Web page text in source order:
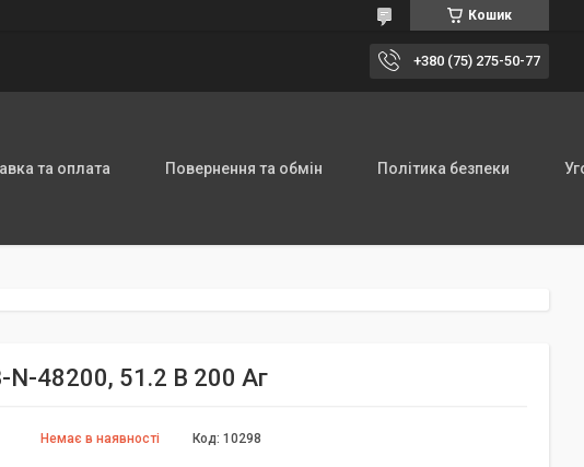
Кошик
+380 (75) 275-50-77
та оплата Повернення та обмін Політика безпеки
N-48200, 51.2 В 200 Аг
Немає в наявності Код: 10298